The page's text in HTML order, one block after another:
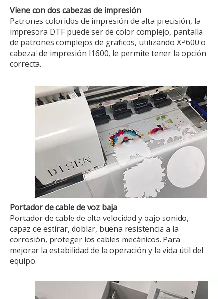
Viene con dos cabezas de impresión
Patrones coloridos de impresión de alta precisión, la
impresora DTF puede ser de color complejo, pantalla
de patrones complejos de gráficos, utilizando XP600 o
cabezal de impresión I1600, le permite tener la opción
correcta.
Portador de cable de voz baja
Portador de cable de alta velocidad y bajo sonido,
capaz de estirar, doblar, buena resistencia a la
corrosión, proteger los cables mecánicos. Para
mejorar la estabilidad de la operación y la vida útil del
equipo.